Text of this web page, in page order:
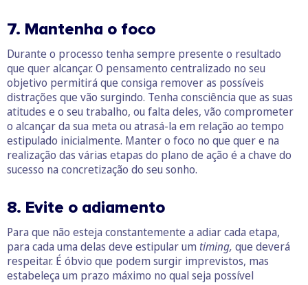
7. Mantenha o foco
Durante o processo tenha sempre presente o resultado
que quer alcançar. O pensamento centralizado no seu
objetivo permitirá que consiga remover as possíveis
distrações que vão surgindo. Tenha consciência que as suas
atitudes e o seu trabalho, ou falta deles, vão comprometer
o alcançar da sua meta ou atrasá-la em relação ao tempo
estipulado inicialmente. Manter o foco no que quer e na
realização das várias etapas do plano de ação é a chave do
sucesso na concretização do seu sonho.
8. Evite o adiamento
Para que não esteja constantemente a adiar cada etapa,
para cada uma delas deve estipular um timing, que deverá
respeitar. É óbvio que podem surgir imprevistos, mas
estabeleça um prazo máximo no qual seja possível